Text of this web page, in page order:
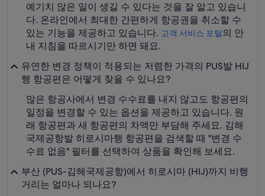
예기치 않은 일이 생길 수 있다는 것을 잘 알고 있습니
다. 온라인에서 최대한 간편하게 항공권을 취소할 수
있는 기능을 제공하고 있습니다. 고객 서비스 포털의 안
내 지침을 따르시기만 하면 돼요.
유연한 변경 정책이 적용되는 저렴한 가격의 PUS발 HIJ
행 항공편은 어떻게 찾을 수 있나요?
많은 항공사에서 변경 수수료를 내지 않고도 항공편의
일정을 변경할 수 있는 옵션을 제공하고 있습니다. 원
래 항공편과 새 항공편의 차액만 부담해 주세요. 김해
국제공항발 히로시마행 항공편을 검색할 때 "변경 수
수료 없음" 필터를 선택하여 상품을 확인해 보세요.
부산 (PUS-김해국제공항)에서 히로시마 (HIJ)까지 비행
거리는 얼마나 되나요?